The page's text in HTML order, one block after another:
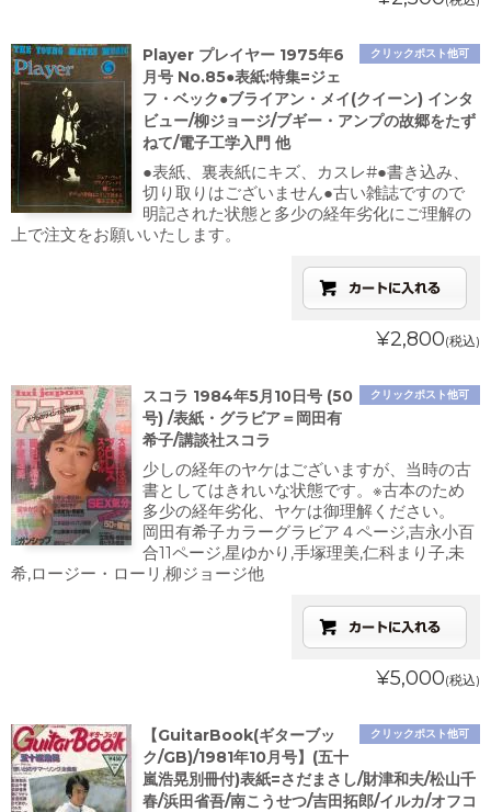
クリックポスト他可
Player プレイヤー 1975年6
月号 No.85●表紙:特集=ジェ
フ・ベック●ブライアン・メイ(クイーン) インタ
ビュー/柳ジョージ/ブギー・アンプの故郷をたず
ねて/電子工学入門 他
●表紙、裏表紙にキズ、カスレ#●書き込み、
切り取りはございません●古い雑誌ですので
明記された状態と多少の経年劣化にご理解の
上で注文をお願いいたします。
¥2,800(税込)
クリックポスト他可
スコラ 1984年5月10日号 (50
号) /表紙・グラビア＝岡田有
希子/講談社スコラ
少しの経年のヤケはございますが、当時の古
書としてはきれいな状態です。※古本のため
多少の経年劣化、ヤケは御理解ください。
岡田有希子カラーグラビア４ページ,吉永小百
合11ページ,星ゆかり,手塚理美,仁科まり子,未
希,ロージー・ローリ,柳ジョージ他
¥5,000(税込)
クリックポスト他可
【GuitarBook(ギターブッ
ク/GB)/1981年10月号】(五十
嵐浩晃別冊付)表紙=さだまさし/財津和夫/松山千
春/浜田省吾/南こうせつ/吉田拓郎/イルカ/オフコ